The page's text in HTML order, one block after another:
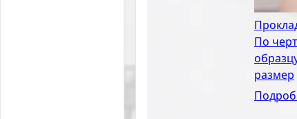
По
размер